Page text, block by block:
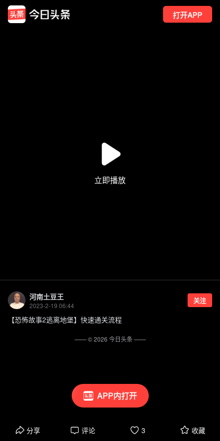
打开APP
APP内打开
河南土豆王
2023-2-19 06:44
关注
【恐怖故事2逃离地堡】快速通关流程
分享 评论 3 收藏
—— ©2026 今日头条——